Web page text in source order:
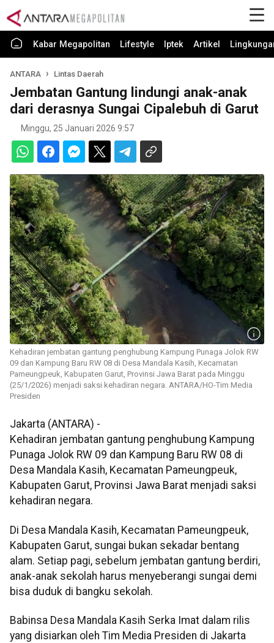
Kabar Megapolitan Lifestyle Iptek Artikel
ANTARA Lintas Daerah
Jembatan Gantung lindungi anak-anak
dari derasnya Sungai Cipalebuh di Garut
Minggu, 25 Januari 2026 9:57
Kehadiran jembatan gantung penghubung Kampung Punaga Jolok RW
09 dan Kampung Baru RW 08 di Desa Mandala Kasih, Kecamatan
Pameungpeuk, Kabupaten Garut, Provinsi Jawa Barat pada Minggu
(25/1/2026) menjadi saksi kehadiran negara. ANTARA/HO-Tim Media
Presiden
Jakarta (ANTARA) -
Kehadiran jembatan gantung penghubung Kampung
Punaga Jolok RW 09 dan Kampung Baru RW 08 di
Desa Mandala Kasih, Kecamatan Pameungpeuk,
Kabupaten Garut, Provinsi Jawa Barat menjadi saksi
kehadiran negara.
Di Desa Mandala Kasih, Kecamatan Pameungpeuk,
Kabupaten Garut, sungai bukan sekadar bentang
alam. Setiap pagi, sebelum jembatan gantung berdiri,
anak-anak sekolah harus menyeberangi sungai demi
bisa duduk di bangku sekolah.
Babinsa Desa Mandala Kasih Serka Imat dalam rilis
yang disiarkan oleh Tim Media Presiden di Jakarta